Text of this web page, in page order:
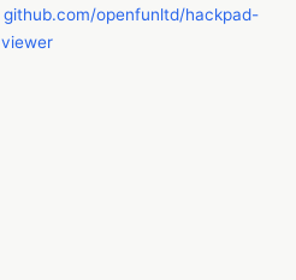
github.com/openfunltd/hackpad-
viewer